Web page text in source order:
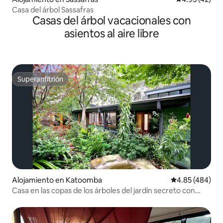
Casa del árbol Sassafras
Casas del árbol vacacionales con
asientos al aire libre
Superanfitrión
Superanfitrión
Alojamiento en Katoomba Calificación
4.85 (484)
Casa en las copas de los árboles del jardín secreto con